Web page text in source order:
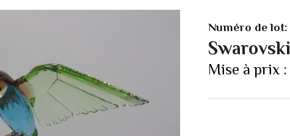
Numéro de lot:
Swarovski
Mise à prix :